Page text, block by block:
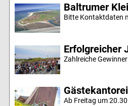
Baltrumer
Bitte Kontaktdaten
Erfolgreicher
Zahlreiche
Gästekantorei
Ab Freitag um